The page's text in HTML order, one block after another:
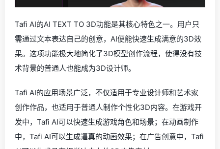
Tafi AI的AI TEXT TO 3D功能是其核心特色之一。用户只
需通过文本表达自己的创意，AI便能快速生成满意的3D效
果。这项功能极大地简化了3D模型创作流程，使得没有技
术背景的普通人也能成为3D设计师。
Tafi AI的应用场景广泛，不仅适用于专业设计师和艺术家
创作作品，也适用于普通人制作个性化3D内容。在游戏开
发中，Tafi AI可以快速生成游戏角色和场景；在动画制作
中，Tafi AI可以生成逼真的动画效果；在广告创意中，Tafi